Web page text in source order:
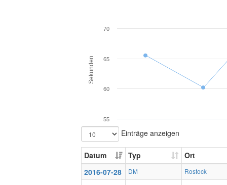
Sekunden
55
60
65
70
Einträge anzeigen
Datum Typ
Ort
2016-07-28
DM Rostock